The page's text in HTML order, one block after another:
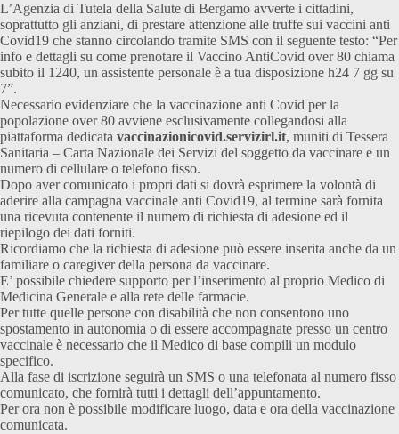
L’Agenzia di Tutela della Salute di Bergamo avverte i cittadini,
soprattutto gli anziani, di prestare attenzione alle truffe sui vaccini anti
Covid19 che stanno circolando tramite SMS con il seguente testo: “Per
info e dettagli su come prenotare il Vaccino AntiCovid over 80 chiama
subito il 1240, un assistente personale è a tua disposizione h24 7 gg su
7”.
Necessario evidenziare che la vaccinazione anti Covid per la
popolazione over 80 avviene esclusivamente collegandosi alla
piattaforma dedicata vaccinazionicovid.servizirl.it, muniti di Tessera
Sanitaria – Carta Nazionale dei Servizi del soggetto da vaccinare e un
numero di cellulare o telefono fisso.
Dopo aver comunicato i propri dati si dovrà esprimere la volontà di
aderire alla campagna vaccinale anti Covid19, al termine sarà fornita
una ricevuta contenente il numero di richiesta di adesione ed il
riepilogo dei dati forniti.
Ricordiamo che la richiesta di adesione può essere inserita anche da un
familiare o caregiver della persona da vaccinare.
E’ possibile chiedere supporto per l’inserimento al proprio Medico di
Medicina Generale e alla rete delle farmacie.
Per tutte quelle persone con disabilità che non consentono uno
spostamento in autonomia o di essere accompagnate presso un centro
vaccinale è necessario che il Medico di base compili un modulo
specifico.
Alla fase di iscrizione seguirà un SMS o una telefonata al numero fisso
comunicato, che fornirà tutti i dettagli dell’appuntamento.
Per ora non è possibile modificare luogo, data e ora della vaccinazione
comunicata.